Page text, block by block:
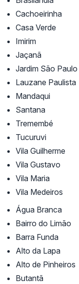
Cachoeirinha
Casa Verde
Imirim
Jaçanã
Jardim São Paulo
Lauzane Paulista
Mandaqui
Santana
Tremembé
Tucuruvi
Vila Guilherme
Vila Gustavo
Vila Maria
Vila Medeiros
Água Branca
Bairro do Limão
Barra Funda
Alto da Lapa
Alto de Pinheiros
Butantã